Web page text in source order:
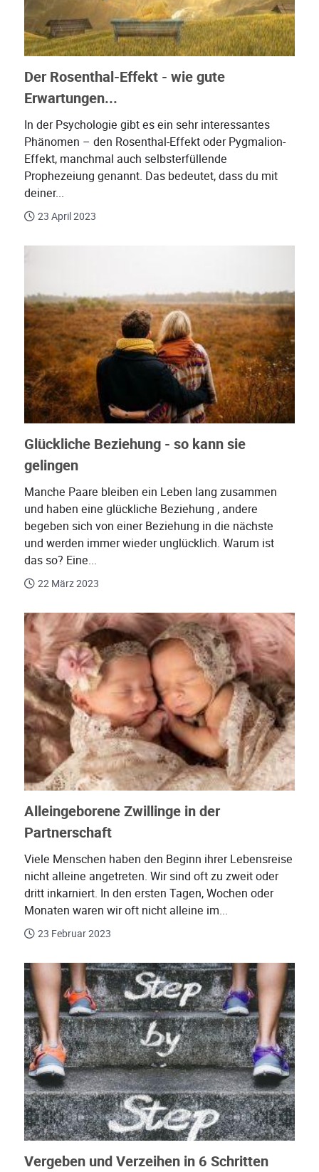
Der Rosenthal-Effekt - wie gute
Erwartungen...
In der Psychologie gibt es ein sehr interessantes
Phänomen – den Rosenthal-Effekt oder Pygmalion-
Effekt, manchmal auch selbsterfüllende
Prophezeiung genannt. Das bedeutet, dass du mit
deiner...
23 April 2023
Glückliche Beziehung - so kann sie
gelingen
Manche Paare bleiben ein Leben lang zusammen
und haben eine glückliche Beziehung , andere
begeben sich von einer Beziehung in die nächste
und werden immer wieder unglücklich. Warum ist
das so? Eine...
22 März 2023
Alleingeborene Zwillinge in der
Partnerschaft
Viele Menschen haben den Beginn ihrer Lebensreise
nicht alleine angetreten. Wir sind oft zu zweit oder
dritt inkarniert. In den ersten Tagen, Wochen oder
Monaten waren wir oft nicht alleine im...
23 Februar 2023
Vergeben und Verzeihen in 6 Schritten